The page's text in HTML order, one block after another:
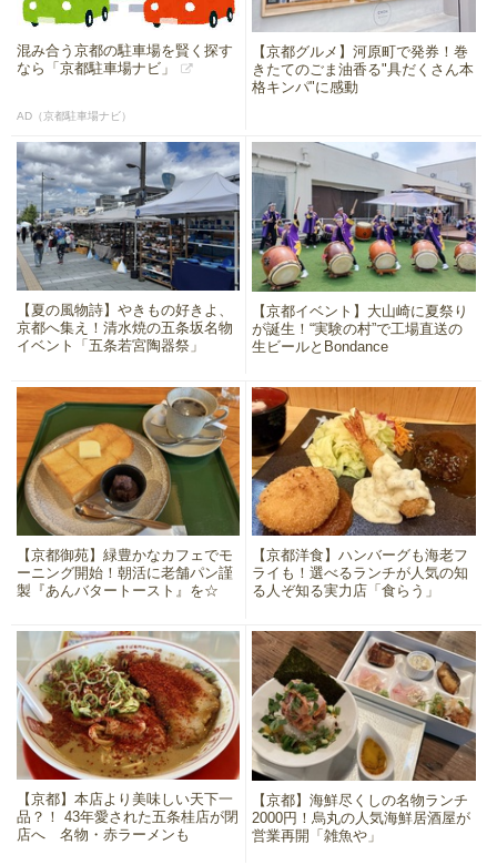
混み合う京都の駐車場を賢く探す
なら「京都駐車場ナビ」
AD（京都駐車場ナビ）
【京都グルメ】河原町で発券！巻
きたてのごま油香る"具だくさん本
格キンパ"に感動
【夏の風物詩】やきもの好きよ、
京都へ集え！清水焼の五条坂名物
イベント「五条若宮陶器祭」
【京都イベント】大山崎に夏祭り
が誕生！“実験の村”で工場直送の
生ビールとBondance
【京都御苑】緑豊かなカフェでモ
ーニング開始！朝活に老舗パン謹
製『あんバタートースト』を☆
【京都洋食】ハンバーグも海老フ
ライも！選べるランチが人気の知
る人ぞ知る実力店「食らう」
【京都】本店より美味しい天下一
品？！ 43年愛された五条桂店が閉
店へ 名物・赤ラーメンも
【京都】海鮮尽くしの名物ランチ
2000円！烏丸の人気海鮮居酒屋が
営業再開「雑魚や」